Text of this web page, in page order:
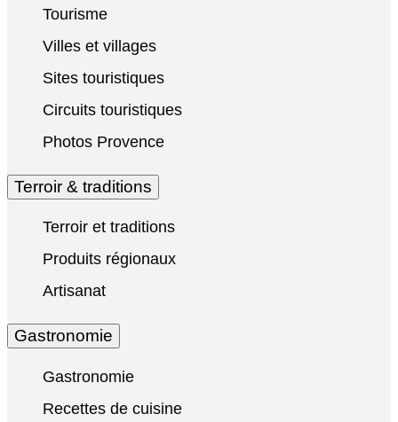
Tourisme
Villes et villages
Sites touristiques
Circuits touristiques
Photos Provence
Terroir & traditions
Terroir et traditions
Produits régionaux
Artisanat
Gastronomie
Gastronomie
Recettes de cuisine